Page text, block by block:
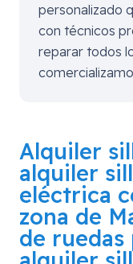
personalizado
con técnicos
reparar todos
Alquiler
alquiler
eléctrica
zona de
de ruedas